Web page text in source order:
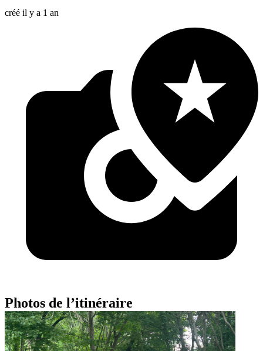
créé il y a 1 an
Photos de l’itinéraire